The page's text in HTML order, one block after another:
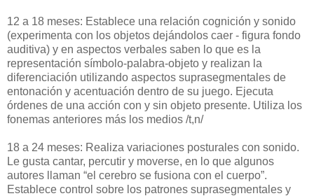
12 a 18 meses: Establece una relación cognición y sonido
(experimenta con los objetos dejándolos caer - figura fondo
auditiva) y en aspectos verbales saben lo que es la
representación símbolo-palabra-objeto y realizan la
diferenciación utilizando aspectos suprasegmentales de
entonación y acentuación dentro de su juego. Ejecuta
órdenes de una acción con y sin objeto presente. Utiliza los
fonemas anteriores más los medios /t,n/
18 a 24 meses: Realiza variaciones posturales con sonido.
Le gusta cantar, percutir y moverse, en lo que algunos
autores llaman “el cerebro se fusiona con el cuerpo”.
Establece control sobre los patrones suprasegmentales y